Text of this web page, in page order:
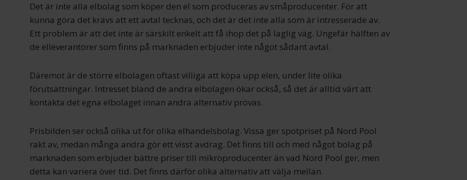
Det är inte alla elbolag som köper den el som produceras av småproducenter. För att
kunna göra det krävs att ett avtal tecknas, och det är det inte alla som är intresserade av.
Ett problem är att det inte är särskilt enkelt att få ihop det på laglig väg. Ungefär hälften av
de elleverantörer som finns på marknaden erbjuder inte något sådant avtal.
Däremot är de större elbolagen oftast villiga att köpa upp elen, under lite olika
förutsättningar. Intresset bland de andra elbolagen ökar också, så det är alltid värt att
kontakta det egna elbolaget innan andra alternativ prövas.
Prisbilden ser också olika ut för olika elhandelsbolag. Vissa ger spotpriset på Nord Pool
rakt av, medan många andra gör ett visst avdrag. Det finns till och med något bolag på
marknaden som erbjuder bättre priser till mikroproducenter än vad Nord Pool ger, men
detta kan variera över tid. Det finns därför olika alternativ att välja mellan.